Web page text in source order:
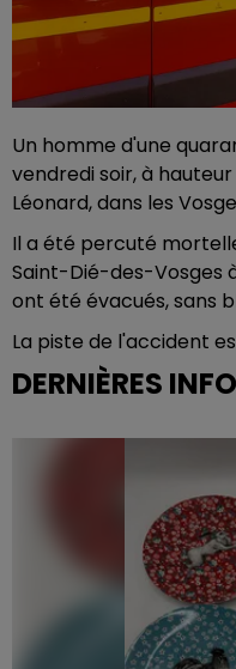
Un homme d'une
vendredi soir, à
Léonard, dans les
Il a été percuté
Saint-Dié-des-Vosges
ont été évacués, sans
La piste de l'accident
DERNIÈRES